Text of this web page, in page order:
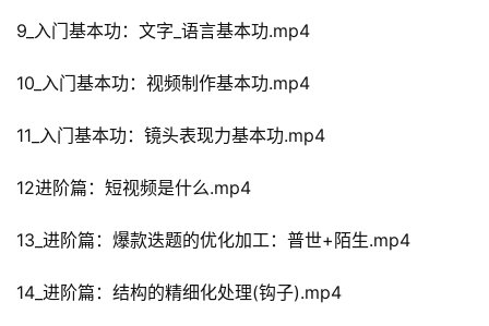
9_入门基本功：文字_语言基本功.mp4
10_入门基本功：视频制作基本功.mp4
11_入门基本功：镜头表现力基本功.mp4
12进阶篇：短视频是什么.mp4
13_进阶篇：爆款迭题的优化加工：普世+陌生.mp4
14_进阶篇：结构的精细化处理(钩子).mp4